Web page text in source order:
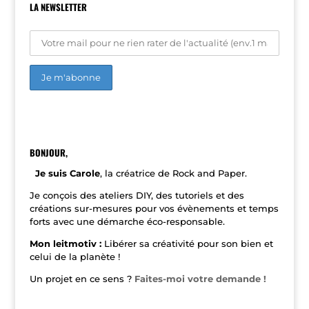
LA NEWSLETTER
n
v
e
:
BONJOUR,
Je suis Carole, la créatrice de Rock and Paper.
Je conçois des ateliers DIY, des tutoriels et des
créations sur-mesures pour vos évènements et temps
forts avec une démarche éco-responsable.
Mon leitmotiv : Libérer sa créativité pour son bien et
celui de la planète !
Un projet en ce sens ? Faites-moi votre demande !